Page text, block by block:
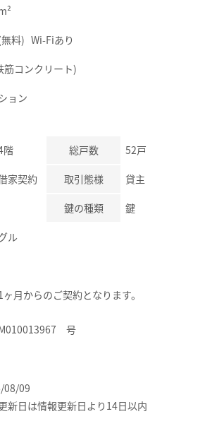
料) Wi-Fiあり
筋コンクリート)
ョン
階 総戸数 52戸
家契約 取引態様 貸主
鍵の種類 鍵
ル
月からのご契約となります。
号
08/09
新日は情報更新日より14日以内